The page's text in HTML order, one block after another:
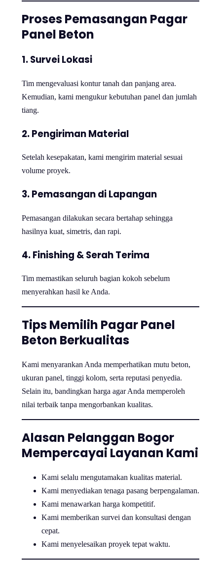
Proses Pemasangan Pagar
Panel Beton
1. Survei Lokasi
Tim mengevaluasi kontur tanah dan panjang area.
Kemudian, kami mengukur kebutuhan panel dan jumlah
tiang.
2. Pengiriman Material
Setelah kesepakatan, kami mengirim material sesuai
volume proyek.
3. Pemasangan di Lapangan
Pemasangan dilakukan secara bertahap sehingga
hasilnya kuat, simetris, dan rapi.
4. Finishing & Serah Terima
Tim memastikan seluruh bagian kokoh sebelum
menyerahkan hasil ke Anda.
Tips Memilih Pagar Panel
Beton Berkualitas
Kami menyarankan Anda memperhatikan mutu beton,
ukuran panel, tinggi kolom, serta reputasi penyedia.
Selain itu, bandingkan harga agar Anda memperoleh
nilai terbaik tanpa mengorbankan kualitas.
Alasan Pelanggan Bogor
Mempercayai Layanan Kami
Kami selalu mengutamakan kualitas material.
Kami menyediakan tenaga pasang berpengalaman.
Kami menawarkan harga kompetitif.
Kami memberikan survei dan konsultasi dengan
cepat.
Kami menyelesaikan proyek tepat waktu.